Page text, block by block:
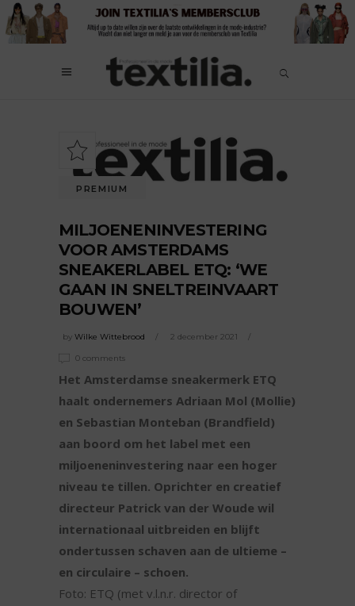
PREMIUM
MILJOENENINVESTERING
VOOR AMSTERDAMS
SNEAKERLABEL ETQ: ‘WE
GAAN IN SNELTREINVAART
BOUWEN’
by Wilke Wittebrood 2 december 2021
0 comments
Het Amsterdamse sneakermerk ETQ
haalt ondernemers Adriaan Mol (Mollie)
en Sebastian Monteban (Brandfield)
aan boord om het label met een
miljoeneninvestering naar een hoger
niveau te tillen. Oprichter en creatief
directeur Patrick van der Woude wil
internationaal uitbreiden en blijft
ondertussen schaven aan de ultieme –
en circulaire – schoen.
Foto: ETQ (met v.l.n.r. director of